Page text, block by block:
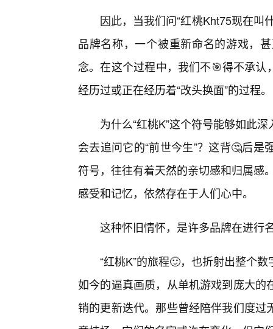
因此，当我们问“红桃Kht75现在叫
品牌名称，一个被重新命名的游戏，
念。在这个过程中，我们不🎯得不承
经历过或正在经历着“改头换面”的过程。
为什么“红桃K”这个符号能够如此
会去追问它的“前世今生”？这背🤔后
符号，往往有着天然的亲切感和归属感
感受和记忆，依然存在于人们心中。
这种怀旧情怀，是许多品牌在进行
“红桃K”的旅程🙂，也折射出整个
如今的逼真画质，从单机游戏到庞大
销的更新迭代。那些曾经陪伴我们度